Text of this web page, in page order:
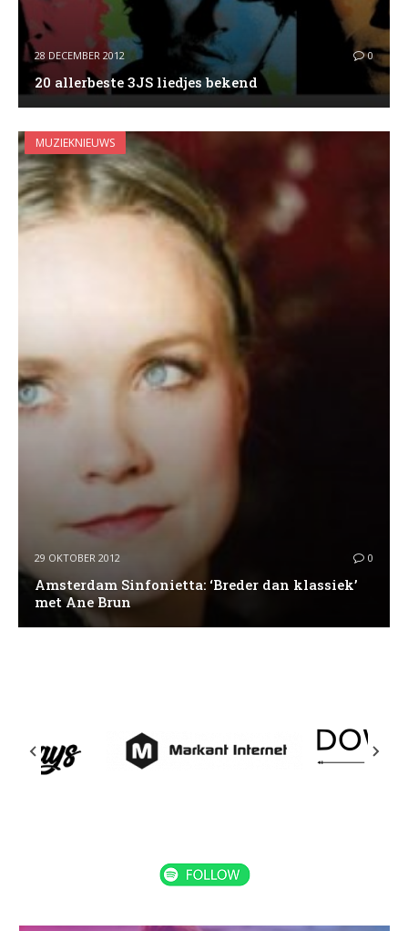
28 DECEMBER 2012 0
20 allerbeste 3JS liedjes bekend
MUZIEKNIEUWS
29 OKTOBER 2012 0
Amsterdam Sinfonietta: ‘Breder dan klassiek’
met Ane Brun